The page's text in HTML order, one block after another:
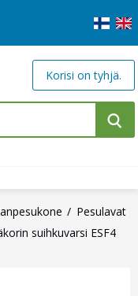
Korisi on tyhjä.
Pesulavat
suihkuvarsi ESF4